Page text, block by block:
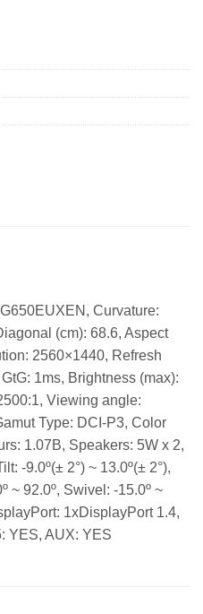
Curvature:
(cm): 68.6, Aspect
2560×1440, Refresh
1ms, Brightness (max):
Viewing angle:
Type: DCI-P3, Color
1.07B, Speakers: 5W x 2,
-9.0º(± 2°) ~ 13.0º(± 2°),
~ 92.0º, Swivel: -15.0º ~
1xDisplayPort 1.4,
YES, AUX: YES